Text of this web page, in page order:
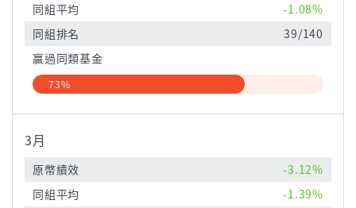
同組平均
-1.08%
同組排名
39/140
贏過同類基金
73%
3月
原幣績效
-3.12%
同組平均
-1.39%